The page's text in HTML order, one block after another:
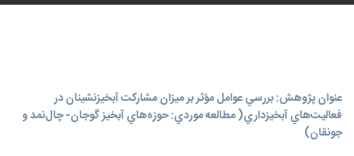
عنوان پژوهش: بررسي عوامل مؤثر بر ميزان مشاركت آبخيزنشينان در
فعاليت‌هاي آبخيزداري( مطالعه موردي: حوزه‌هاي آبخيز گوجان- چال‌نمد و
جونقان)